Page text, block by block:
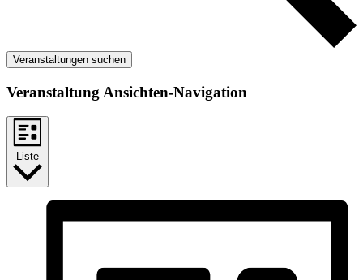
Veranstaltungen suchen
Veranstaltung Ansichten-Navigation
Liste